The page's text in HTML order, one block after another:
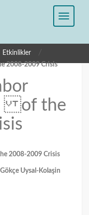
Etkinlikler /
2008-2009 Crisis
of the
2008-2009 Crisis
Uysal-Kolaşin